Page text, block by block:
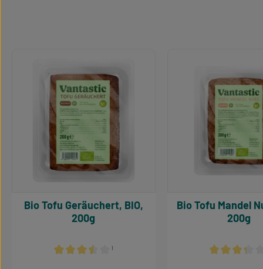
¹
Bio Tofu Geräuchert, BIO,
200g
Bio Tofu Mandel
200g